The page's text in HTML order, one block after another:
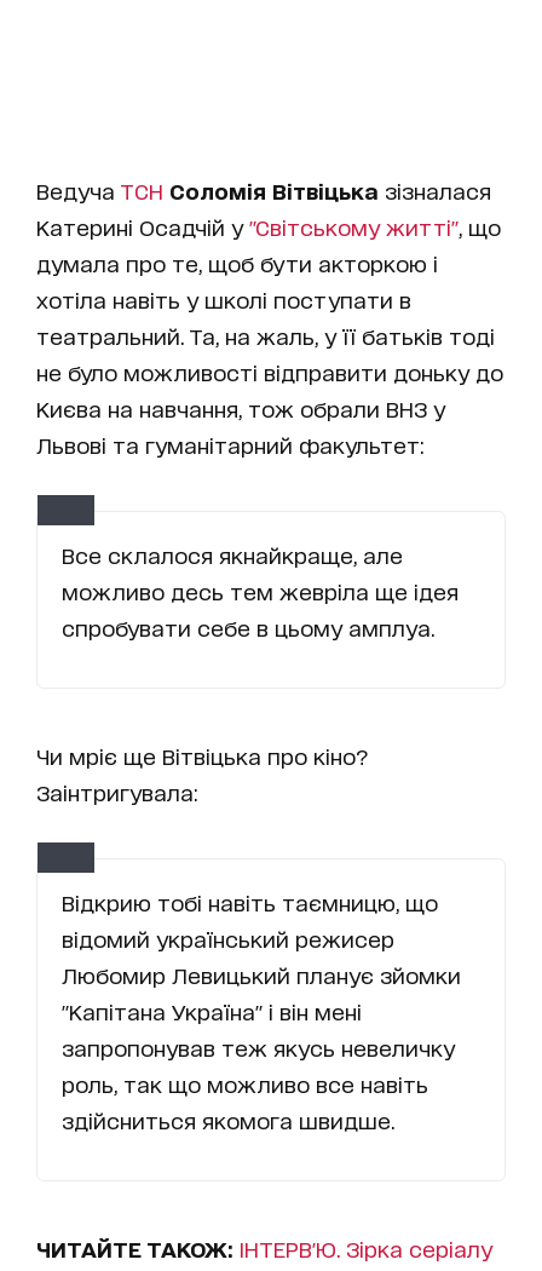
Ведуча ТСН Соломія Вітвіцька зізналася
Катерині Осадчій у "Світському житті" , що
думала про те, щоб бути акторкою і
хотіла навіть у школі поступати в
театральний. Та, на жаль, у її батьків тоді
не було можливості відправити доньку до
Києва на навчання, тож обрали ВНЗ у
Львові та гуманітарний факультет:
Все склалося якнайкраще, але
можливо десь тем жевріла ще ідея
спробувати себе в цьому амплуа.
Чи мріє ще Вітвіцька про кіно?
Заінтригувала:
Відкрию тобі навіть таємницю, що
відомий український режисер
Любомир Левицький планує зйомки
"Капітана Україна" і він мені
запропонував теж якусь невеличку
роль, так що можливо все навіть
здійсниться якомога швидше.
ЧИТАЙТЕ ТАКОЖ: ІНТЕРВ'Ю. Зірка серіалу